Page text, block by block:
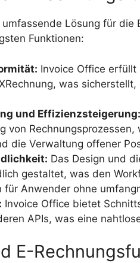
Lösung für
Funktionen:
Invoice Office
was
und Effizienzsteigerung:
von
die Verwaltung offener
Das Design und
gestaltet, was den
für Anwender ohne
Invoice Office bietet
APIs, was eine
E-